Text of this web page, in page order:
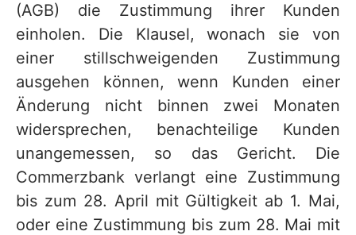
(AGB) die Zustimmung ihrer Kunden
einholen. Die Klausel, wonach sie von
einer stillschweigenden Zustimmung
ausgehen können, wenn Kunden einer
Änderung nicht binnen zwei Monaten
widersprechen, benachteilige Kunden
unangemessen, so das Gericht. Die
Commerzbank verlangt eine Zustimmung
bis zum 28. April mit Gültigkeit ab 1. Mai,
oder eine Zustimmung bis zum 28. Mai mit